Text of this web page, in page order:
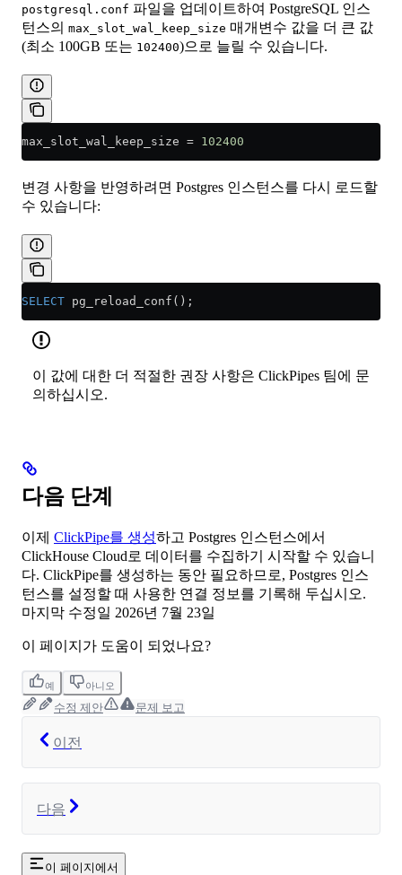
postgresql.conf 파일을 업데이트하여 PostgreSQL 인스
턴스의 max_slot_wal_keep_size 매개변수 값을 더 큰 값
(최소 100GB 또는 102400)으로 늘릴 수 있습니다.
max_slot_wal_keep_size = 102400
변경 사항을 반영하려면 Postgres 인스턴스를 다시 로드할
수 있습니다:
SELECT pg_reload_conf();
이 값에 대한 더 적절한 권장 사항은 ClickPipes 팀에 문
의하십시오.
다음 단계
이제 ClickPipe를 생성하고 Postgres 인스턴스에서
ClickHouse Cloud로 데이터를 수집하기 시작할 수 있습니
다. ClickPipe를 생성하는 동안 필요하므로, Postgres 인스
턴스를 설정할 때 사용한 연결 정보를 기록해 두십시오.
마지막 수정일 2026년 7월 23일
이 페이지가 도움이 되었나요?
예 아니오
수정 제안 문제 보고
이전
다음
이 페이지에서